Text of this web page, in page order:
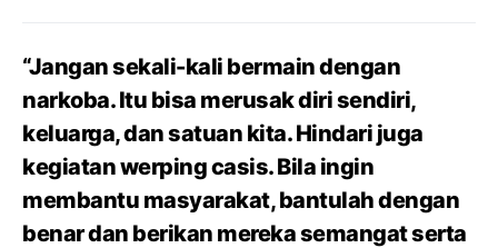
“Jangan sekali-kali bermain dengan
narkoba. Itu bisa merusak diri sendiri,
keluarga, dan satuan kita. Hindari juga
kegiatan werping casis. Bila ingin
membantu masyarakat, bantulah dengan
benar dan berikan mereka semangat serta